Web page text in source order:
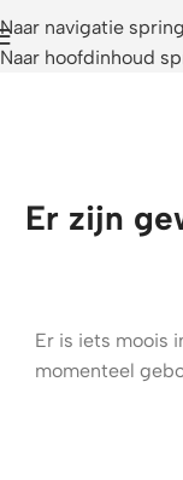
Naar navigatie
Naar hoofdinhoud
Er zijn
Er is iets moois
momenteel